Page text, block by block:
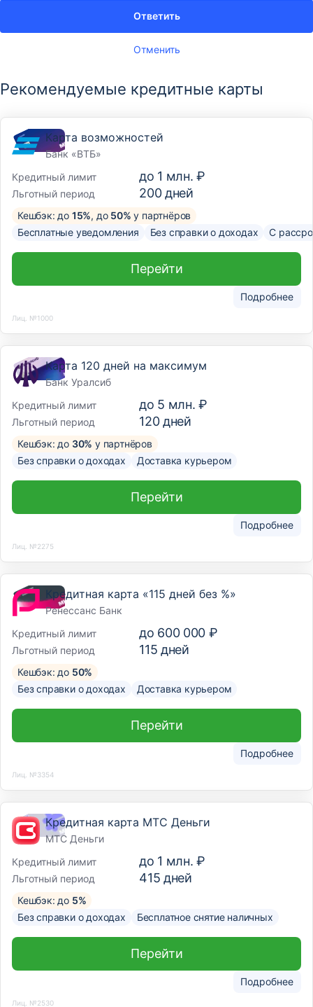
Отменить
Ответить
Рекомендуемые кредитные карты
Карта возможностей
Банк «ВТБ»
Кредитный лимит
до 1 млн. ₽
Льготный период 200дней
Кешбэк: до 15%, до 50% у партнёров
Бесплатные уведомления
Без справки о доходах С
Подробнее
Перейти
Лиц. №1000
Карта 120 дней на максимум
Банк Уралсиб
Кредитный лимит
до 5 млн. ₽
Льготный период 120дней
Кешбэк: до 30% у партнёров
Без справки о доходах
Доставка курьером
Подробнее
Перейти
Лиц. №2275
Кредитная карта «115 дней без %»
Ренессанс Банк
Кредитный лимит
до 600 000 ₽
Льготный период 115 дней
Кешбэк: до 50%
Без справки о доходах
Доставка курьером
Подробнее
Перейти
Лиц. №3354
Кредитная карта МТС Деньги
МТС Деньги
Кредитный лимит
до 1 млн. ₽
Льготный период 415 дней
Кешбэк: до 5%
Без справки о доходах
Бесплатное снятие наличных
Подробнее
Перейти
Лиц. №2530